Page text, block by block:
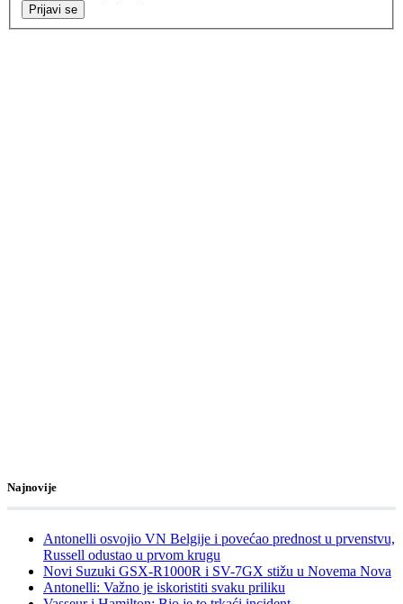
Prijavi se
Najnovije
Antonelli osvojio VN Belgije i povećao prednost u prvenstvu,
Russell odustao u prvom krugu
Novi Suzuki GSX-R1000R i SV-7GX stižu u Novema Nova
Antonelli: Važno je iskoristiti svaku priliku